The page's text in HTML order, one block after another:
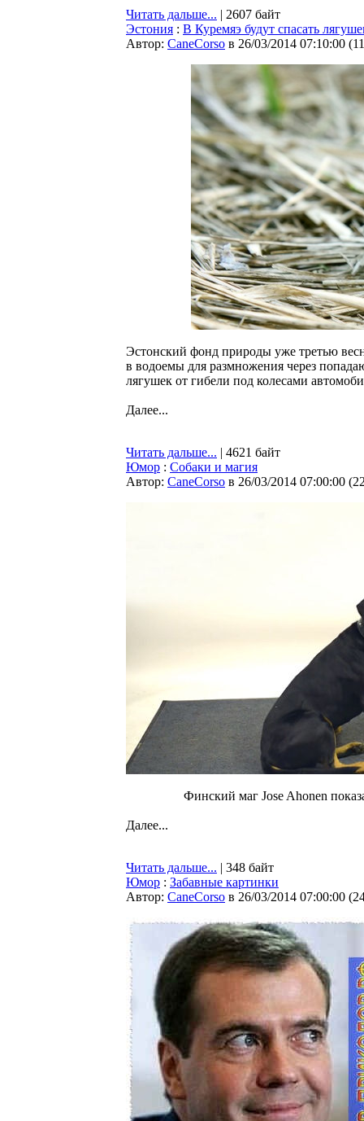
Читать дальше... | 2607 байт
Эстония : В Куремяэ будут спасать
Автор: CaneCorso в 26/03/2014 07:10:00 (
Эстонский фонд природы уже третью
в водоемы для размножения через
лягушек от гибели под колесами
Далее...
Читать дальше... | 4621 байт
Юмор : Собаки и магия
Автор: CaneCorso в 26/03/2014 07:00:00 (
Финский маг Jose Ahonen
Далее...
Читать дальше... | 348 байт
Юмор : Забавные картинки
Автор: CaneCorso в 26/03/2014 07:00:00 (